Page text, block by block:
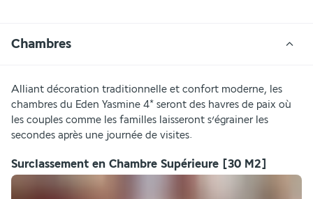
Chambres
Alliant décoration traditionnelle et confort moderne, les
chambres du Eden Yasmine 4* seront des havres de paix où
les couples comme les familles laisseront s’égrainer les
secondes après une journée de visites.
Surclassement en Chambre Supérieure [30 M2]